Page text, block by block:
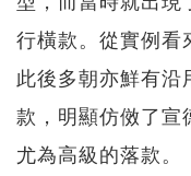
行橫款。從實例看
此後多朝亦鮮有
款，明顯仿傚了宣
尤為高級的落款。